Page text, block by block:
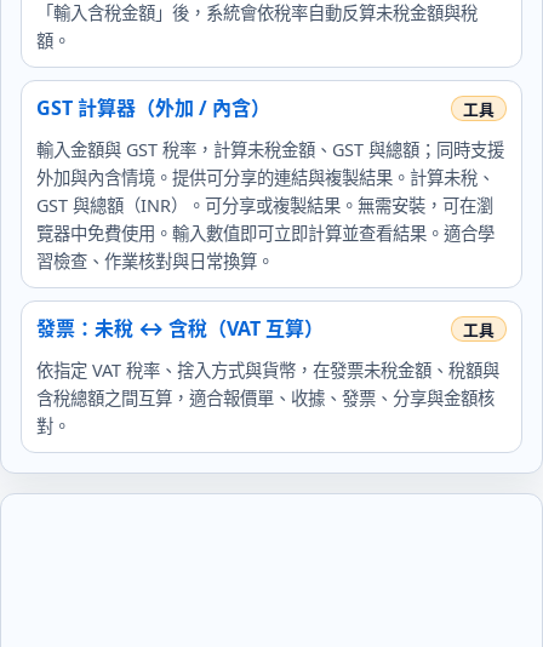
「輸入含稅金額」後，系統會依稅率自動反算未稅金額與稅
額。
GST 計算器（外加 / 內含）
輸入金額與 GST 稅率，計算未稅金額、GST 與總額；同時支援
外加與內含情境。提供可分享的連結與複製結果。計算未稅、
GST 與總額（INR）。可分享或複製結果。無需安裝，可在瀏
覽器中免費使用。輸入數值即可立即計算並查看結果。適合學
習檢查、作業核對與日常換算。
發票：未稅 ↔ 含稅（VAT 互算）
依指定 VAT 稅率、捨入方式與貨幣，在發票未稅金額、稅額與
含稅總額之間互算，適合報價單、收據、發票、分享與金額核
對。